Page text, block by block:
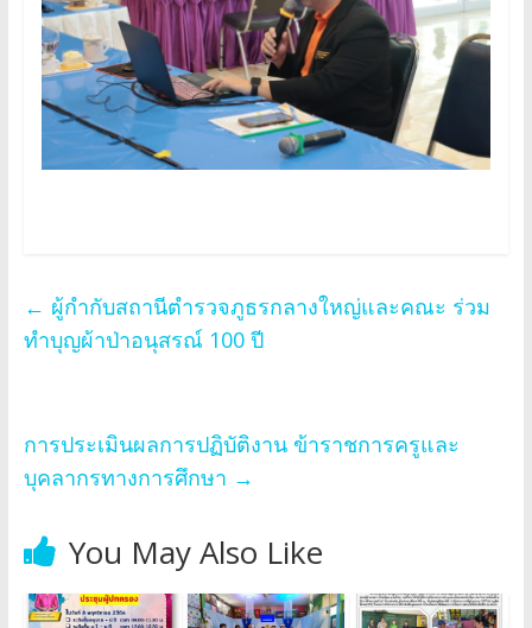
← ผู้กำกับสถานีตำรวจภูธรกลางใหญ่และคณะ ร่วม
ทำบุญผ้าป่าอนุสรณ์ 100 ปี
การประเมินผลการปฏิบัติงาน ข้าราชการครูและ
บุคลากรทางการศึกษา →
You May Also Like